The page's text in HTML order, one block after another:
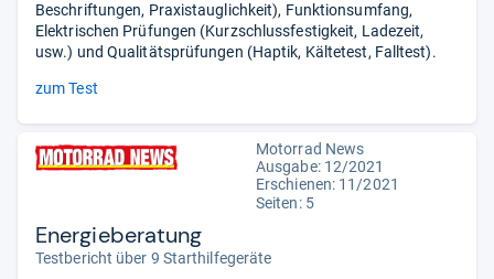
Beschriftungen, Praxistauglichkeit), Funktionsumfang,
Elektrischen Prüfungen (Kurzschlussfestigkeit, Ladezeit,
usw.) und Qualitätsprüfungen (Haptik, Kältetest, Falltest).
zum Test
Motorrad News
Ausgabe: 12/2021
Erschienen: 11/2021
Seiten: 5
Energieberatung
Testbericht über 9 Starthilfegeräte